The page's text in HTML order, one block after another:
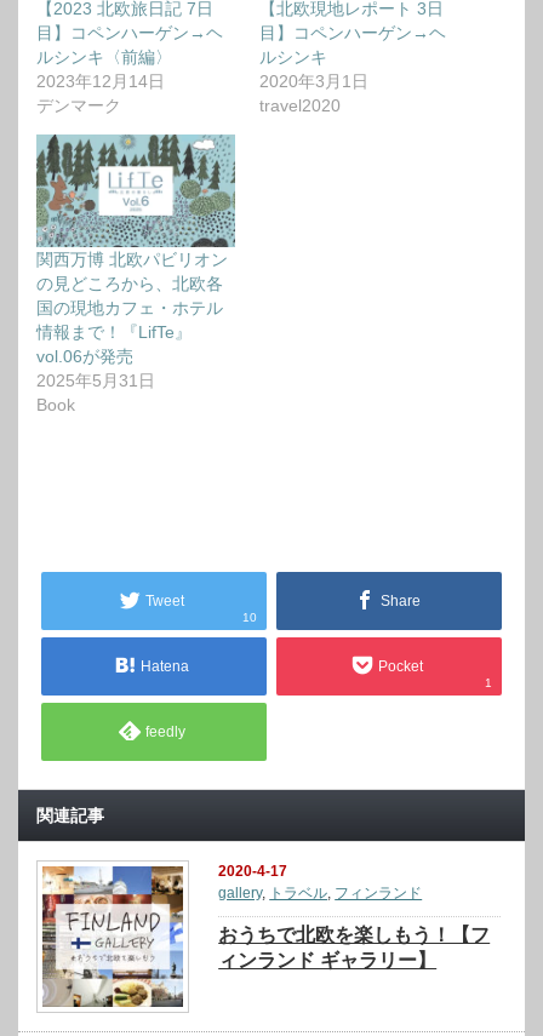
【2023 北欧旅日記 7日
目】コペンハーゲン→ヘ
ルシンキ〈前編〉
2023年12月14日
デンマーク
【北欧現地レポート 3日
目】コペンハーゲン→ヘ
ルシンキ
2020年3月1日
travel2020
関西万博 北欧パビリオン
の見どころから、北欧各
国の現地カフェ・ホテル
情報まで！『LifTe』
vol.06が発売
2025年5月31日
Book
Tweet
10
Share
Hatena Pocket
1
feedly
関連記事
2020-4-17
gallery, トラベル フィンランド
おうちで北欧を楽しもう！【フ
ィンランド ギャラリー】